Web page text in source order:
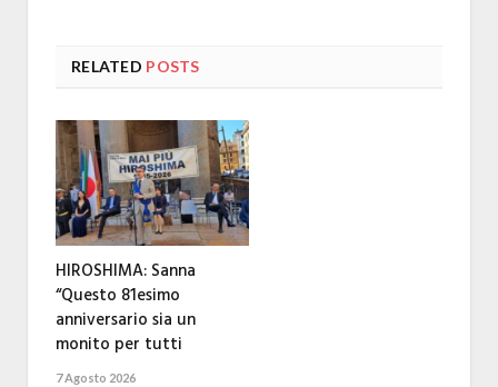
RELATED POSTS
HIROSHIMA: Sanna
“Questo 81esimo
anniversario sia un
monito per tutti
7 Agosto 2026